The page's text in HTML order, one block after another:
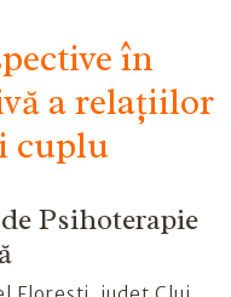
în
a relațiilor
cuplu
Psihoterapie